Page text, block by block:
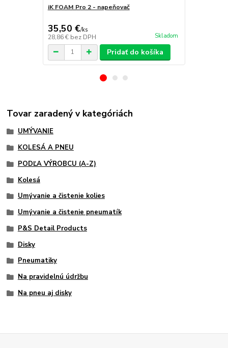
iK FOAM Pro 2 - napeňovač
35,50 €/ks
28,86 € bez DPH Skladom
Pridať do košíka
Tovar zaradený v kategóriách
UMÝVANIE
KOLESÁ A PNEU
PODĽA VÝROBCU (A-Z)
Kolesá
Umývanie a čistenie kolies
Umývanie a čistenie pneumatík
P&S Detail Products
Disky
Pneumatiky
Na pravidelnú údržbu
Na pneu aj disky